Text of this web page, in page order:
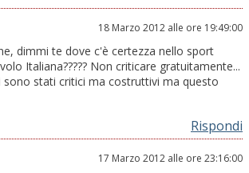
18 Marzo 2012 alle ore 19:49:00
dimmi te dove c'è certezza nello sport
Italiana????? Non criticare gratuitamente...
stati critici ma costruttivi ma questo
Rispondi
17 Marzo 2012 alle ore 23:16:00